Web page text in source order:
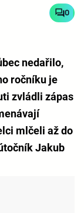
0
nedařilo,
ročníku je
zvládli zápas
mlčeli až do
Jakub